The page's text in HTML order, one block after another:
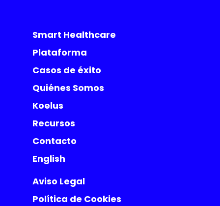
Smart Healthcare
Plataforma
Casos de éxito
Quiénes Somos
Koelus
Recursos
Contacto
English
Aviso Legal
Política de Cookies